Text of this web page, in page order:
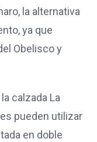
la alternativa
ya que
Obelisco y
calzada La
pueden utilizar
en doble